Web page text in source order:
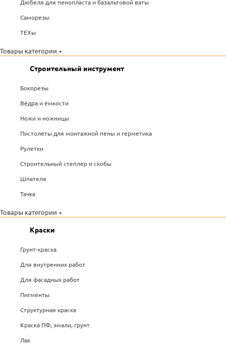
Дюбеля для пенопласта и базальтовой ваты
Саморезы
ТЕХы
Товары категории +
Строительный инструмент
Бокорезы
Вёдра и ёмкости
Ножи и ножницы
Пистолеты для монтажной пены и герметика
Рулетки
Строительный степлер и скобы
Шпателя
Тачка
Товары категории +
Краски
Грунт-краска
Для внутренних работ
Для фасадных работ
Пигменты
Структурная краска
Краска ПФ, эмали, грунт
Лак